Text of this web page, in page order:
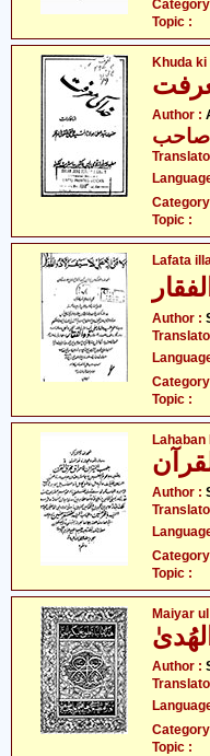
Topic :
Khuda
Author :
صاحب
Topic :
Lafata
Author :
Topic :
Author :
Topic :
Maiyar
Author :
Topic :